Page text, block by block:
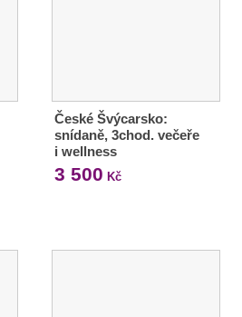
České Švýcarsko:
snídaně, 3chod. večeře
i wellness
3 500 Kč